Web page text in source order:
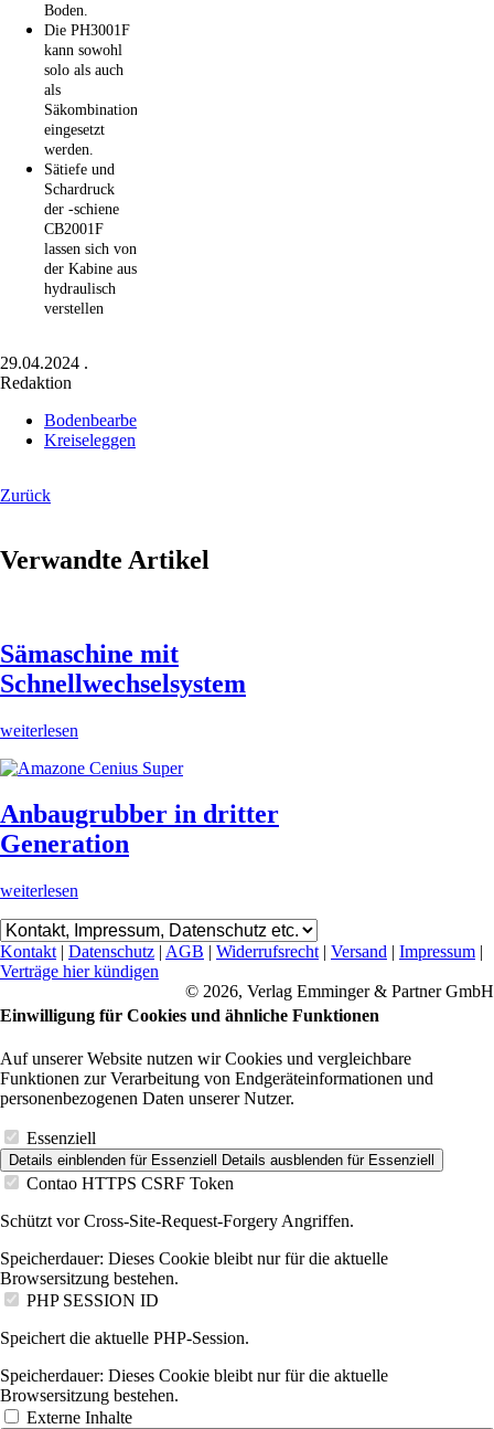
Boden.
Die PH3001F
kann sowohl
solo als auch
als
Säkombination
eingesetzt
werden.
Sätiefe und
Schardruck
der -schiene
CB2001F
lassen sich von
der Kabine aus
hydraulisch
verstellen
29.04.2024 .
Redaktion
Bodenbearbeitung
Kreiseleggen
Zurück
Verwandte Artikel
Sämaschine mit
Schnellwechselsystem
weiterlesen
Anbaugrubber in dritter
Generation
weiterlesen
Kontakt| Datenschutz | AGB | Widerrufsrecht| Versand | Impressum |
Verträge hier kündigen
© 2026, Verlag Emminger & Partner GmbH
Einwilligung für Cookies und ähnliche Funktionen
Auf unserer Website nutzen wir Cookies und vergleichbare
Funktionen zur Verarbeitung von Endgeräteinformationen und
personenbezogenen Daten unserer Nutzer.
Essenziell
Details einblenden für Essenziell Details ausblenden für Essenziell
Contao HTTPS CSRF Token
Schützt vor Cross-Site-Request-Forgery Angriffen.
Speicherdauer: Dieses Cookie bleibt nur für die aktuelle
Browsersitzung bestehen.
PHP SESSION ID
Speichert die aktuelle PHP-Session.
Speicherdauer: Dieses Cookie bleibt nur für die aktuelle
Browsersitzung bestehen.
Externe Inhalte